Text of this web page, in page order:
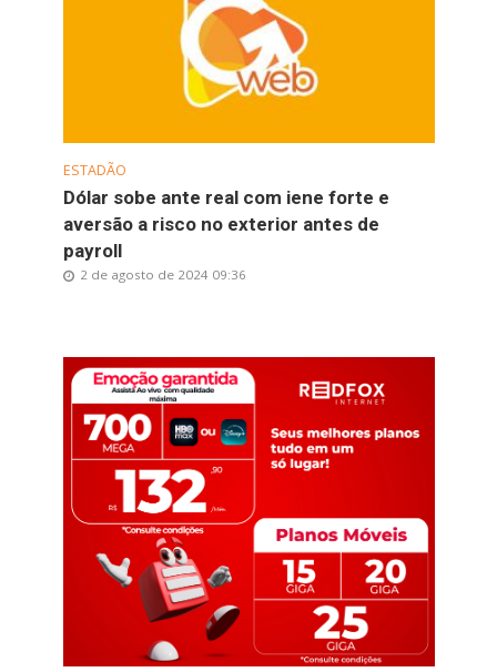
ESTADÃO
Dólar sobe ante real com iene forte e
aversão a risco no exterior antes de
payroll
2 de agosto de 2024 09:36